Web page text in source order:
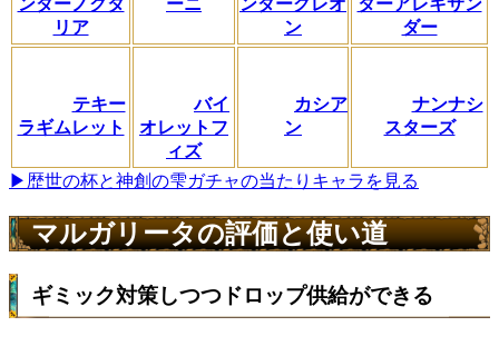
ンダーノクタ
リア
ーニ
ンダーグレオ
ン
ターアレキサン
ダー
テキー
ラギムレット
バイ
オレットフ
ィズ
カシア
ン
ナンナシ
スターズ
▶歴世の杯と神創の雫ガチャの当たりキャラを見る
マルガリータの評価と使い道
ギミック対策しつつドロップ供給ができる